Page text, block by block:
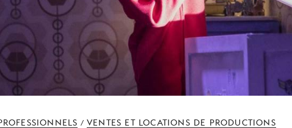
/VENTES ET LOCATIONS DE PRODUCTIONS